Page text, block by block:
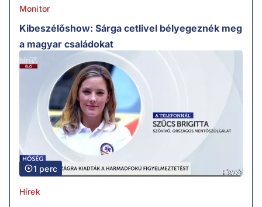
Monitor
Kibeszélőshow: Sárga cetlivel bélyegeznék meg
a magyar családokat
1 perc
Hírek